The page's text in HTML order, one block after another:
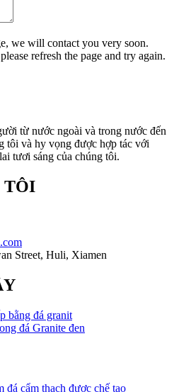
we will contact you very soon.
refresh the page and try again.
từ nước ngoài và trong nước đến
tôi và hy vọng được hợp tác với
tươi sáng của chúng tôi.
TÔI
Street, Huli, Xiamen
bằng đá granit
đá Granite đen